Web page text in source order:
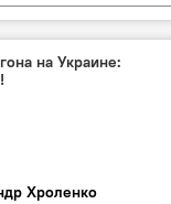
на Украине:
Хроленко